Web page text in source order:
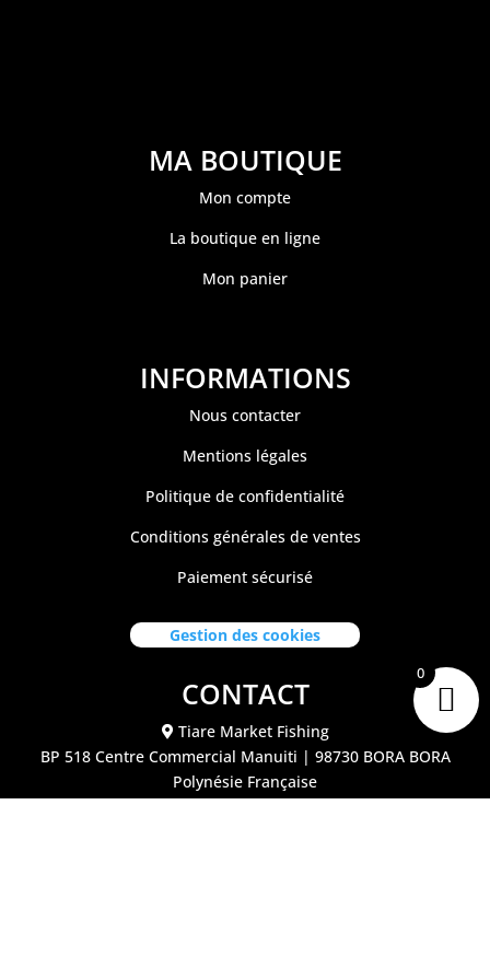
MA BOUTIQUE
Mon compte
La boutique en ligne
Mon panier
INFORMATIONS
Nous contacter
Mentions légales
Politique de confidentialité
Conditions générales de ventes
Paiement sécurisé
Gestion des cookies
CONTACT
Tiare Market Fishing
BP 518 Centre Commercial Manuiti | 98730 BORA BORA
Polynésie Française
0